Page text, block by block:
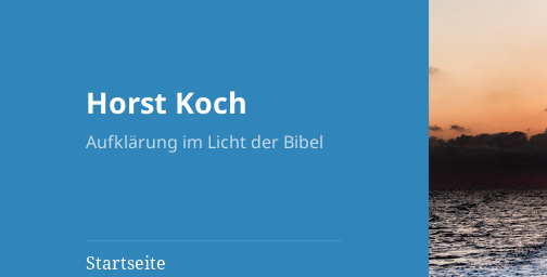
Horst Koch
Aufklärung im Licht der Bibel
Startseite